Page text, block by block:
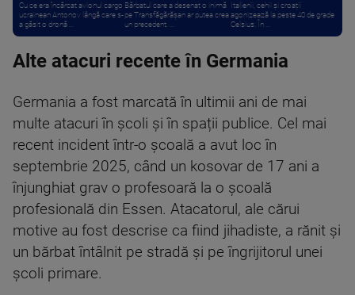
Cu ce era încărcat avionul cargo
ucrainean Antonov lângă care s-
a găsit o dronă ...
Bărbatul care a desenat o inimă
pe Transfăgărășan ar putea crea
un precedent. ...
Italienii, cehii și croații
agonizează la peste 40 de grade
Celsius. În ...
Alte atacuri recente în Germania
Germania a fost marcată în ultimii ani de mai
multe atacuri în școli și în spații publice. Cel mai
recent incident într-o școală a avut loc în
septembrie 2025, când un kosovar de 17 ani a
înjunghiat grav o profesoară la o școală
profesională din Essen. Atacatorul, ale cărui
motive au fost descrise ca fiind jihadiste, a rănit și
un bărbat întâlnit pe stradă și pe îngrijitorul unei
școli primare.